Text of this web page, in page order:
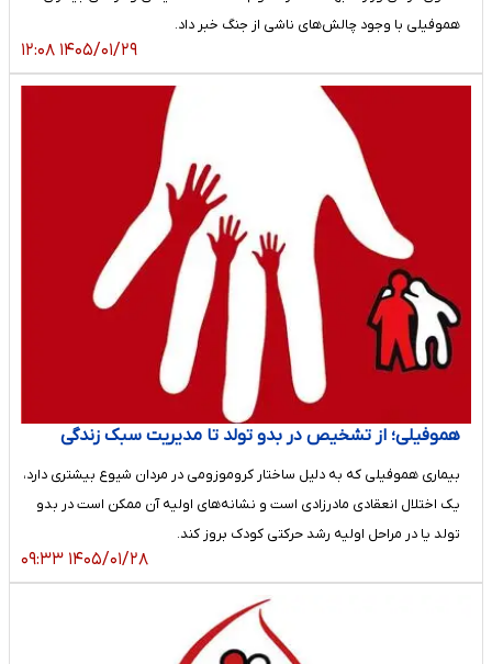
هموفیلی با وجود چالش‌های ناشی از جنگ خبر داد.
۱۴۰۵/۰۱/۲۹ ۱۲:۰۸
هموفیلی؛ از تشخیص در بدو تولد تا مدیریت سبک زندگی
بیماری هموفیلی که به دلیل ساختار کروموزومی در مردان شیوع بیشتری دارد،
یک اختلال انعقادی مادرزادی است و نشانه‌های اولیه آن ممکن است در بدو
تولد یا در مراحل اولیه رشد حرکتی کودک بروز کند.
۱۴۰۵/۰۱/۲۸ ۰۹:۳۳